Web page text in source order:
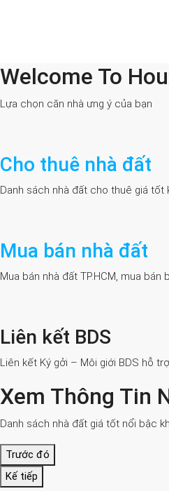
Welcome To
Lựa chọn căn nhà ưng ý của bạn
Cho thuê nhà đất
Danh sách nhà đất cho thuê giá tốt
Mua bán nhà đất
Mua bán nhà đất TP.HCM, mua
Liên kết BDS
Liên kết Ký gởi – Môi giới BDS hỗ
Xem Thông Tin
Danh sách nhà đất giá tốt nổi bậc
Trước đó
Kế tiếp